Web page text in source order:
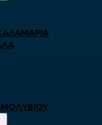
ΜΟΛΥΒΙΟΎ